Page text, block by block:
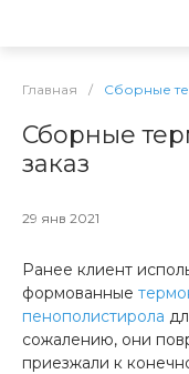
Главная / Сборные
Сборные
заказ
29 янв 2021
Ранее клиент
формованные
пенополистирола
сожалению, они
приезжали к